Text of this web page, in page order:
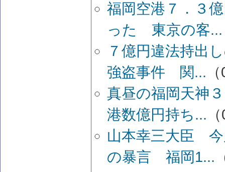
福岡空港７．３
った 東京の客...
７億円違法持出
強盗事件 関...
真昼の福岡天神
港数億円持ち...
山本幸三大臣
の暴言 福岡1...